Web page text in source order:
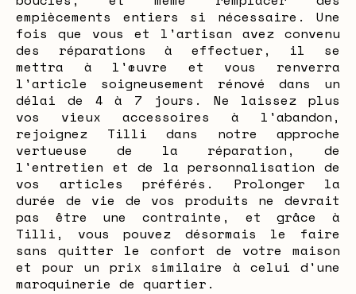
empiècements entiers si nécessaire. Une
fois que vous et l'artisan avez convenu
des réparations à effectuer, il se
mettra à l'œuvre et vous renverra
l'article soigneusement rénové dans un
délai de 4 à 7 jours. Ne laissez plus
vos vieux accessoires à l'abandon,
rejoignez Tilli dans notre approche
vertueuse de la réparation, de
l'entretien et de la personnalisation de
vos articles préférés. Prolonger la
durée de vie de vos produits ne devrait
pas être une contrainte, et grâce à
Tilli, vous pouvez désormais le faire
sans quitter le confort de votre maison
et pour un prix similaire à celui d'une
maroquinerie de quartier.